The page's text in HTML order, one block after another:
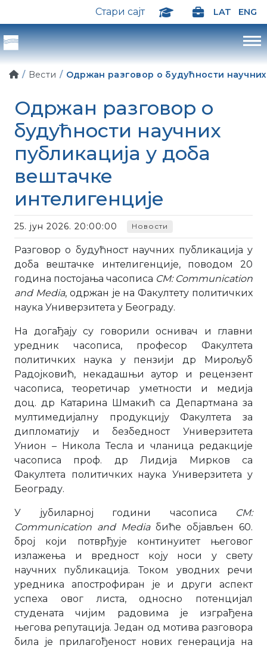
Стари сајт LAT ENG
Вести Одржан разговор о будућности
Одржан разговор о
будућности научних
публикација у доба
вештачке
интелигенције
25. јун 2026. 20:00:00 Новости
Разговор о будућност научних публикација у
доба вештачке интелигенције, поводом 20
година постојања часописа CM: Communication
and Media, одржан је на Факултету политичких
наука Универзитета у Београду.
На догађају су говорили оснивач и главни
уредник часописа, професор Факултета
политичких наука у пензији др Мирољуб
Радојковић, некадашњи аутор и рецензент
часописа, теоретичар уметности и медија
доц. др Катарина Шмакић са Департмана за
мултимедијалну продукцију Факултета за
дипломатију и безбедност Универзитета
Унион – Никола Тесла и чланица редакције
часописа проф. др Лидија Мирков са
Факултета политичких наука Универзитета у
Београду.
У јубиларној години часописа
CM:
Communication and Mediaбиће објављен 60.
број који потврђује континуитет његовог
излажења и вредност коју носи у свету
научних публикација. Током уводних речи
уредника апострофиран је и други аспект
успеха овог листа, односно потенцијал
студената чијим радовима је изграђена
његова репутација. Један од мотива разговора
била је прилагођеност нових генерација на